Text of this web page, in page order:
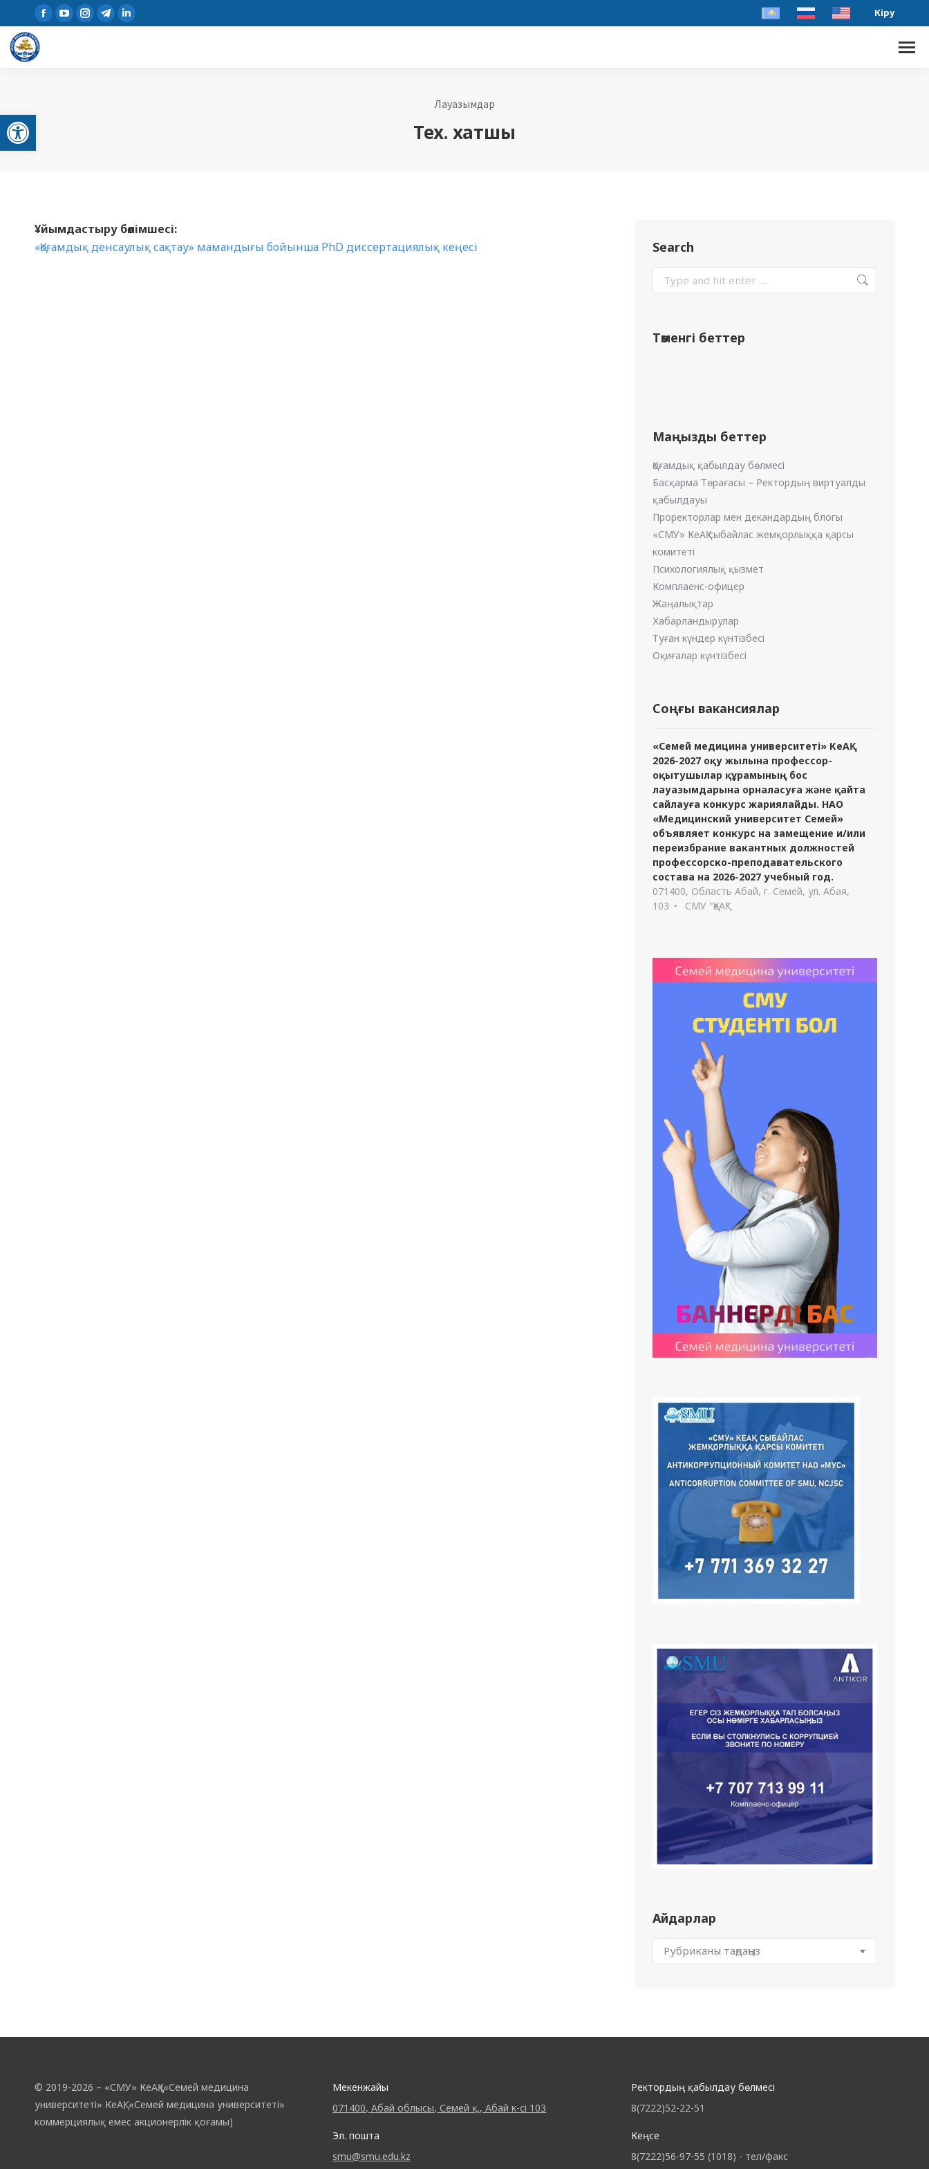
Open toolbar
Кіру
Лауазымдар
Тех. хатшы
Ұйымдастыру бөлімшесі:
«Қоғамдық денсаулық сақтау» мамандығы бойынша PhD диссертациялық кеңесі
Search
Төменгі беттер
Маңызды беттер
Қоғамдық қабылдау бөлмесі
Басқарма Төрағасы – Ректордың виртуалды
қабылдауы
Проректорлар мен декандардың блогы
«СМУ» КеАҚ сыбайлас жемқорлыққа қарсы
комитеті
Психологиялық қызмет
Комплаенс-офицер
Жаңалықтар
Хабарландырулар
Туған күндер күнтізбесі
Оқиғалар күнтізбесі
Соңғы вакансиялар
«Семей медицина университеті» КеАҚ
2026-2027 оқу жылына профессор-
оқытушылар құрамының бос
лауазымдарына орналасуға және қайта
сайлауға конкурс жариялайды. НАО
«Медицинский университет Семей»
объявляет конкурс на замещение и/или
переизбрание вакантных должностей
профессорско-преподавательского
состава на 2026-2027 учебный год.
071400, Область Абай, г. Семей, ул. Абая,
103
СМУ "ҚеАҚ"
Айдарлар
© 2019-2026 – «СМУ» КеАҚ («Семей медицина
университеті» КеАҚ, «Семей медицина университеті»
коммерциялық емес акционерлік қоғамы)
Мекенжайы
071400, Абай облысы, Семей қ., Абай к-сі 103
Эл. пошта
smu@smu.edu.kz
Ректордың қабылдау бөлмесі
8(7222)52-22-51
Кеңсе
8(7222)56-97-55 (1018) - тел/факс